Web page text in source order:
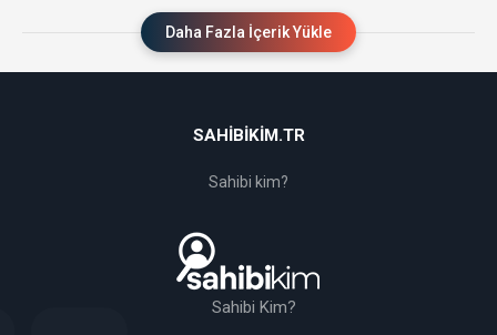
Daha Fazla İçerik Yükle
SAHIBIKIM.TR
Sahibi kim?
Sahibi Kim?